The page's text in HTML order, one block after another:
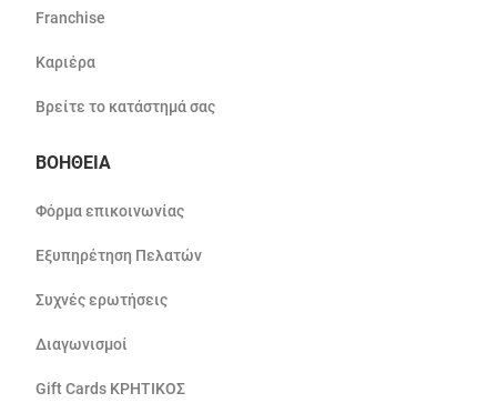
Franchise
Καριέρα
Βρείτε το κατάστημά σας
ΒΟΗΘΕΙΑ
Φόρμα επικοινωνίας
Εξυπηρέτηση Πελατών
Συχνές ερωτήσεις
Διαγωνισμοί
Gift Cards ΚΡΗΤΙΚΟΣ